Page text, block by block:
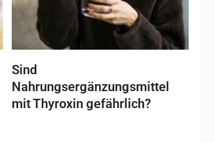
Sind
Nahrungsergänzungsmittel
mit Thyroxin gefährlich?